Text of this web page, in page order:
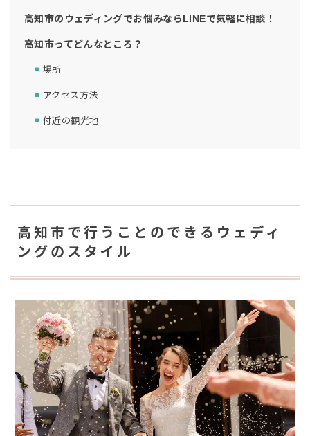
高知市のウェディングでお悩みならLINEで気軽に相談！
高知市ってどんなところ？
場所
アクセス方法
付近の観光地
高知市で行うことのできるウェディ
ングのスタイル